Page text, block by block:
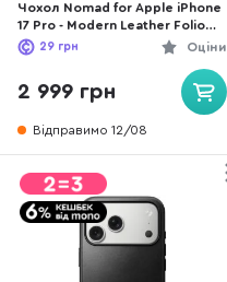
Чохол Nomad for Apple iPhone
17 Pro - Modern Leather Folio
English Tan (NM014179858)Оціни
29 грн
2 999 грн
Відправимо 12/08